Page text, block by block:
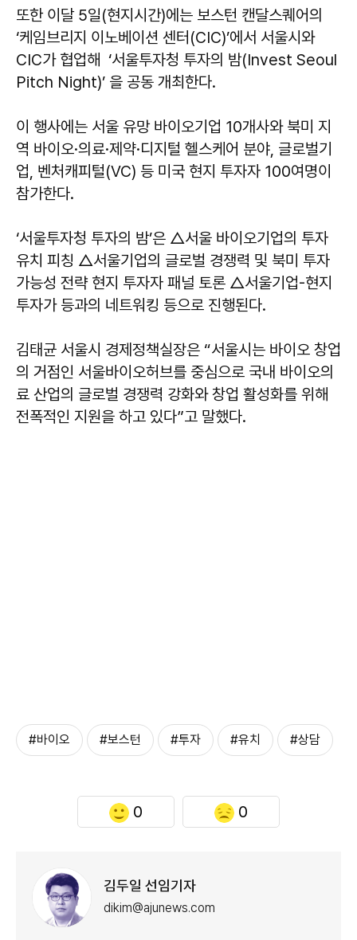
또한 이달 5일(현지시간)에는 보스턴 캔달스퀘어의
‘케임브리지 이노베이션 센터(CIC)’에서 서울시와
CIC가 협업해 ‘서울투자청 투자의 밤(Invest Seoul
Pitch Night)’ 을 공동 개최한다.
이 행사에는 서울 유망 바이오기업 10개사와 북미 지
역 바이오·의료·제약·디지털 헬스케어 분야, 글로벌기
업, 벤처캐피털(VC) 등 미국 현지 투자자 100여명이
참가한다.
‘서울투자청 투자의 밤’은 △서울 바이오기업의 투자
유치 피칭 △서울기업의 글로벌 경쟁력 및 북미 투자
가능성 전략 현지 투자자 패널 토론 △서울기업-현지
투자가 등과의 네트워킹 등으로 진행된다.
김태균 서울시 경제정책실장은 “서울시는 바이오 창업
의 거점인 서울바이오허브를 중심으로 국내 바이오의
료 산업의 글로벌 경쟁력 강화와 창업 활성화를 위해
전폭적인 지원을 하고 있다”고 말했다.
#바이오 #보스턴 #투자 #유치 #상담
0 0
김두일 선임기자
dikim@ajunews.com